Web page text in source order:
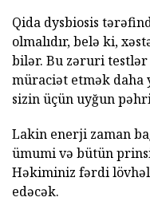
Qida dysbiosis
olmalıdır, belə ki,
bilər. Bu zəruri
müraciət etmək daha
sizin üçün uyğun
Lakin enerji zaman
ümumi və bütün
Həkiminiz fərdi
edəcək.